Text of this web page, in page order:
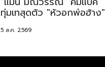
ทุ่มเทสุดตัว "หัวอกพ่อฮ้าง"
5 ส.ค. 2569